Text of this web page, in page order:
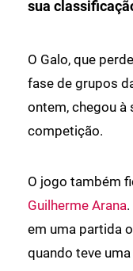
sua
O Galo, que
fase de grupos
ontem, chegou à
competição.
O jogo também
Guilherme Arana
em uma partida
quando teve